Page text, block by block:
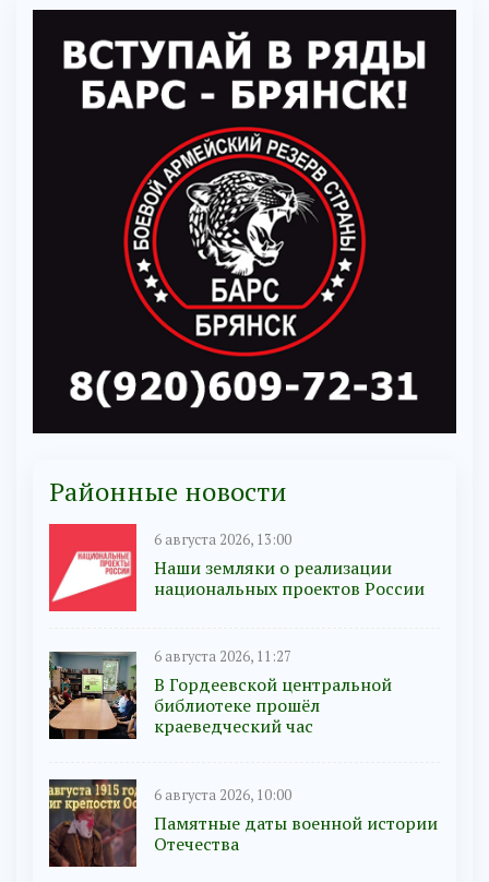
Районные новости
6 августа 2026, 13:00
Наши земляки о реализации
национальных проектов России
6 августа 2026, 11:27
В Гордеевской центральной
библиотеке прошёл
краеведческий час
6 августа 2026, 10:00
Памятные даты военной истории
Отечества